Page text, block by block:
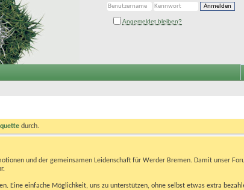
Angemeldet bleiben?
durch.
und der gemeinsamen Leidenschaft für Werder Bremen. Damit unser
Eine einfache Möglichkeit, uns zu unterstützen, ohne selbst etwas extra